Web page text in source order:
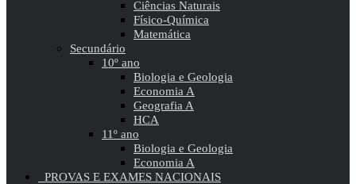
Ciências Naturais
Físico-Química
Matemática
Secundário
10º ano
Biologia e Geologia
Economia A
Geografia A
HCA
11º ano
Biologia e Geologia
Economia A
PROVAS E EXAMES NACIONAIS